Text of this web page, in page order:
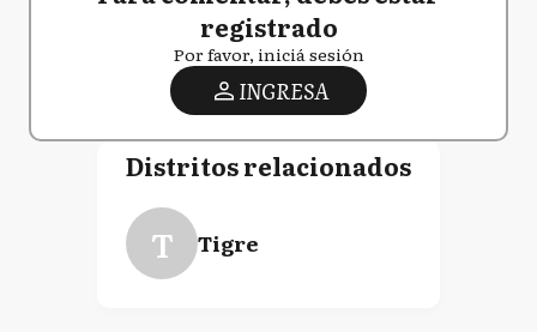
registrado
Por favor, iniciá sesión
INGRESA
Distritos relacionados
T Tigre